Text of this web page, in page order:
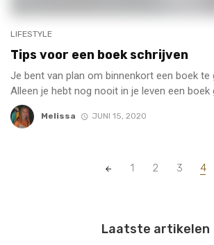
LIFESTYLE
Tips voor een boek schrijven
Je bent van plan om binnenkort een boek te
Alleen je hebt nog nooit in je leven een boek
Melissa JUNI 15, 2020
1 2 3 4
Laatste artikelen